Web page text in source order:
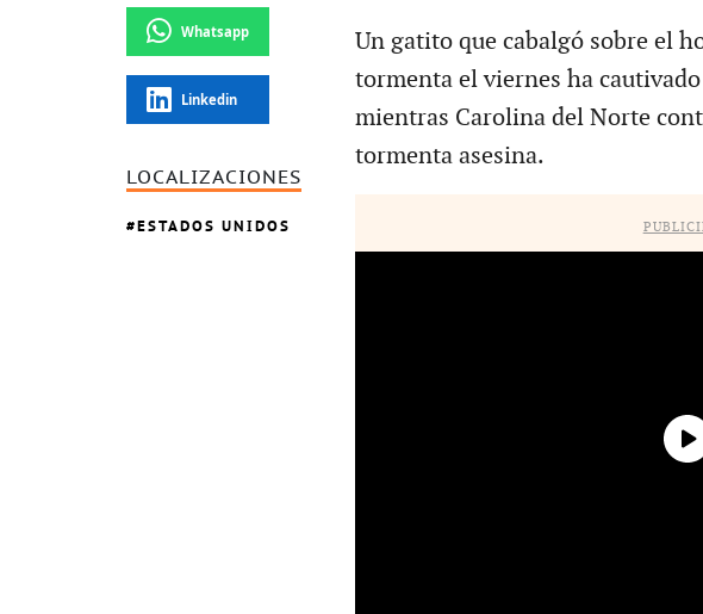
Whatsapp
Linkedin
LOCALIZACIONES
ESTADOS UNIDOS
Un gatito que cabalgó sobre el
tormenta el viernes ha
mientras Carolina del Norte
tormenta asesina.